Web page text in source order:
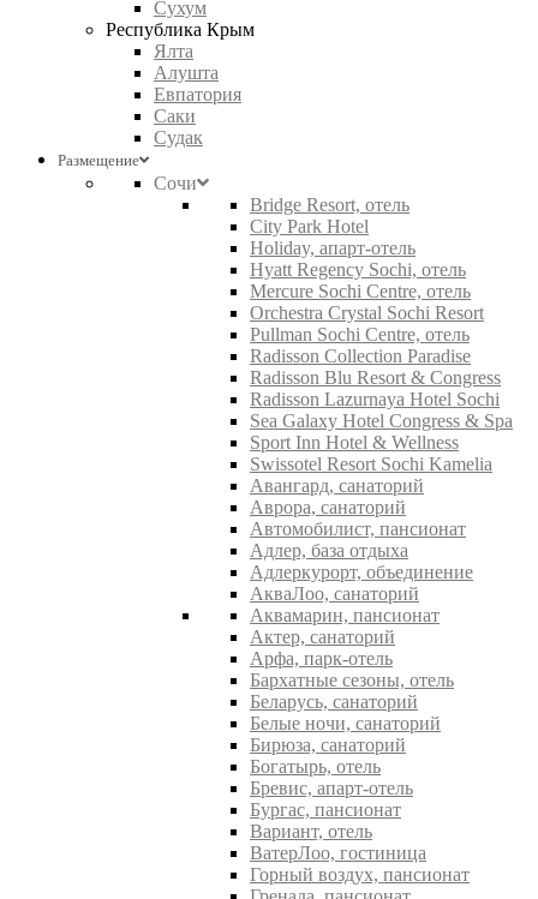
Сухум
Республика Крым
Ялта
Алушта
Евпатория
Саки
Судак
Размещение
Сочи
Bridge Resort, отель
City Park Hotel
Holiday, апарт-отель
Hyatt Regency Sochi, отель
Mercure Sochi Centre, отель
Orchestra Crystal Sochi Resort
Pullman Sochi Centre, отель
Radisson Collection Paradise
Radisson Blu Resort & Congress
Radisson Lazurnaya Hotel Sochi
Sea Galaxy Hotel Congress & Spa
Sport Inn Hotel & Wellness
Swissotel Resort Sochi Kamelia
Авангард, санаторий
Аврора, санаторий
Автомобилист, пансионат
Адлер, база отдыха
Адлеркурорт, объединение
АкваЛоо, санаторий
Аквамарин, пансионат
Актер, санаторий
Арфа, парк-отель
Бархатные сезоны, отель
Беларусь, санаторий
Белые ночи, санаторий
Бирюза, санаторий
Богатырь, отель
Бревис, апарт-отель
Бургас, пансионат
Вариант, отель
ВатерЛоо, гостиница
Горный воздух, пансионат